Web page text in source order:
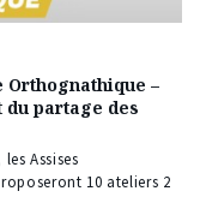
–
du partage des
Assises
10 ateliers 2